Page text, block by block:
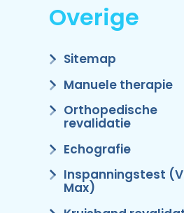
Overige
Sitemap
Manuele therapie
Orthopedische
revalidatie
Echografie
Inspanningstest
Max)